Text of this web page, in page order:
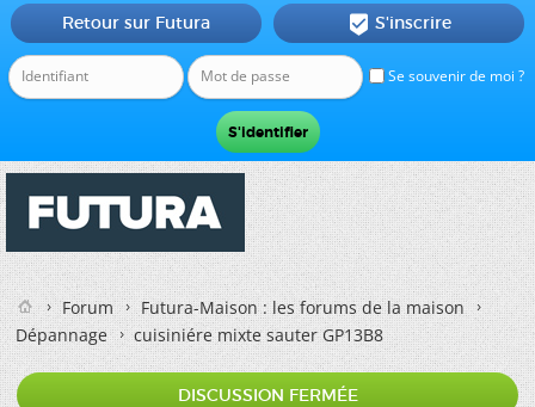
Se souvenir de moi ?
Retour sur Futura  S'inscrire
Forum
Futura-Maison : les forums de la maison
Dépannage
cuisiniére mixte sauter GP13B8
DISCUSSION FERMÉE